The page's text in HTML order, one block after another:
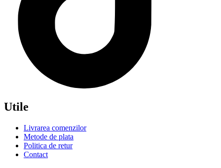
Utile
Livrarea comenzilor
Metode de plata
Politica de retur
Contact